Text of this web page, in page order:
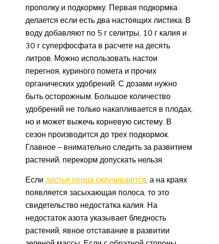
прополку и подкормку. Первая подкормка
делается если есть два настоящих листика. В
воду добавляют по 5 г селитры, 10 г калия и
30 г суперфосфата в расчете на десять
литров. Можно использовать настои
перегноя, куриного помета и прочих
органических удобрений. С дозами нужно
быть осторожным. Большое количество
удобрений не только накапливается в плодах,
но и может выжечь корневую систему. В
сезон производится до трех подкормок.
Главное – внимательно следить за развитием
растений, перекорм допускать нельзя.
Если листья перца скручиваются , а на краях
появляется засыхающая полоса, то это
свидетельство недостатка калия. На
недостаток азота указывает бледность
растений, явное отставание в развитии